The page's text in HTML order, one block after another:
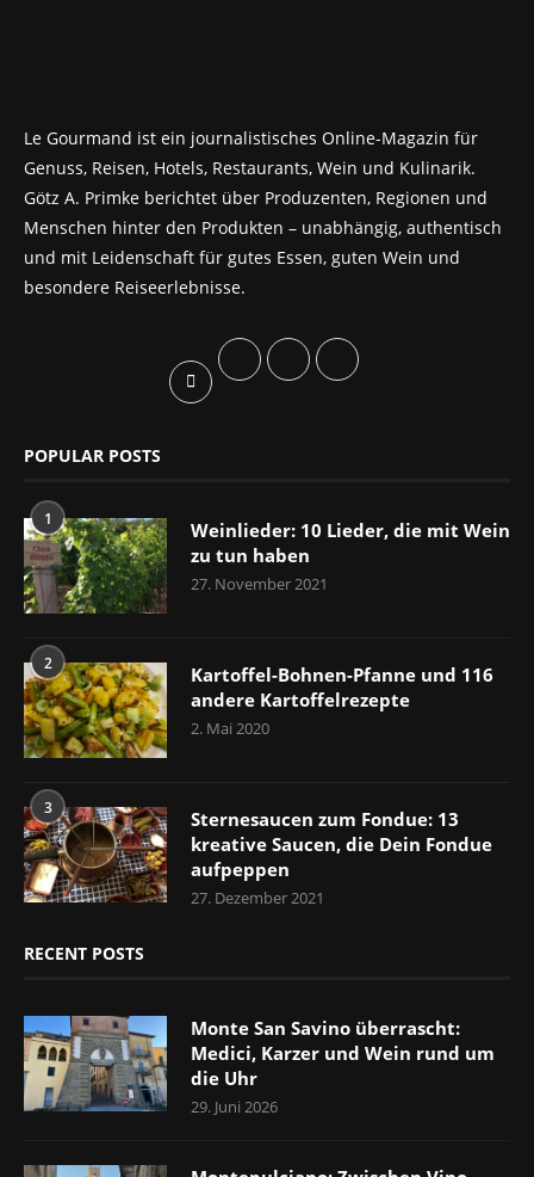
Le Gourmand ist ein journalistisches Online-Magazin für
Genuss, Reisen, Hotels, Restaurants, Wein und Kulinarik.
Götz A. Primke berichtet über Produzenten, Regionen und
Menschen hinter den Produkten – unabhängig, authentisch
und mit Leidenschaft für gutes Essen, guten Wein und
besondere Reiseerlebnisse.
POPULAR POSTS
1
Weinlieder: 10 Lieder, die mit Wein
zu tun haben
27. November 2021
2
Kartoffel-Bohnen-Pfanne und 116
andere Kartoffelrezepte
2. Mai 2020
3
Sternesaucen zum Fondue: 13
kreative Saucen, die Dein Fondue
aufpeppen
27. Dezember 2021
RECENT POSTS
Monte San Savino überrascht:
Medici, Karzer und Wein rund um
die Uhr
29. Juni 2026